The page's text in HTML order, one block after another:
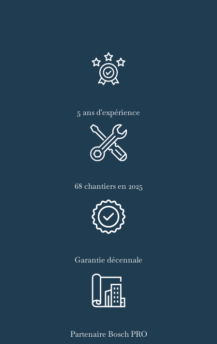
5 ans d'expérience
68 chantiers en 2025
Garantie décennale
Partenaire Bosch PRO